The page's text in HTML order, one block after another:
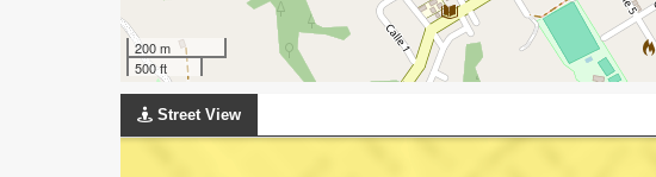
200 m
500 ft
Street View